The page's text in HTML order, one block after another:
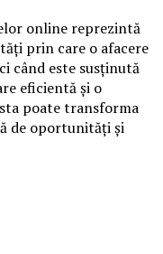
online reprezintă
prin care o afacere
când este susținută
eficientă și o
poate transforma
de oportunități și